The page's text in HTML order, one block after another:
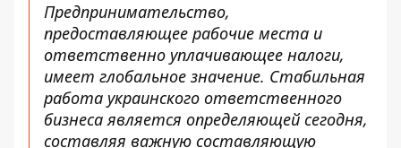
Предпринимательство,
предоставляющее рабочие места и
ответственно уплачивающее налоги,
имеет глобальное значение. Стабильная
работа украинского ответственного
бизнеса является определяющей сегодня,
составляя важную составляющую